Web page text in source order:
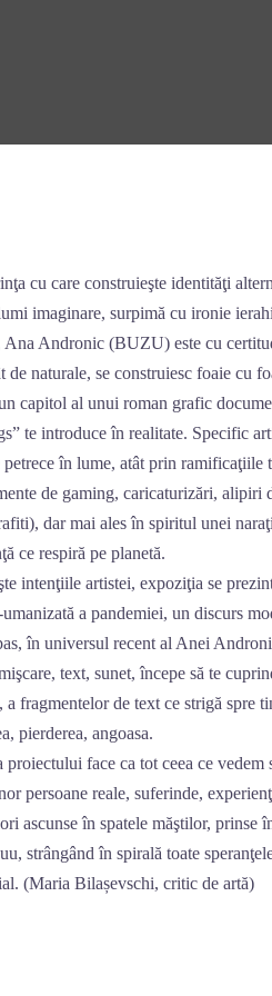
cu care construieşte identităţi
imaginare, surpimă cu ironie
Ana Andronic (BUZU) este cu
de naturale, se construiesc foaie cu
capitol al unui roman grafic
te introduce în realitate. Specific
în lume, atât prin ramificaţiile
de gaming, caricaturizări, alipiri
dar mai ales în spiritul unei
ce respiră pe planetă.
intenţiile artistei, expoziţia se
a pandemiei, un discurs
în universul recent al Anei
text, sunet, începe să te
fragmentelor de text ce strigă spre
pierderea, angoasa.
proiectului face ca tot ceea ce
persoane reale, suferinde,
ascunse în spatele măştilor, prinse
strângând în spirală toate
(Maria Bilașevschi, critic de artă)